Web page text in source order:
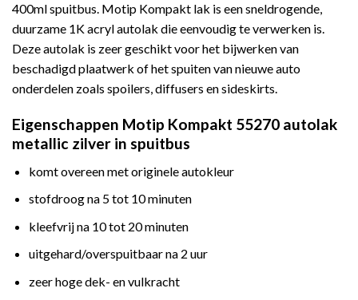
400ml spuitbus. Motip Kompakt lak is een sneldrogende,
duurzame 1K acryl autolak die eenvoudig te verwerken is.
Deze autolak is zeer geschikt voor het bijwerken van
beschadigd plaatwerk of het spuiten van nieuwe auto
onderdelen zoals spoilers, diffusers en sideskirts.
Eigenschappen Motip Kompakt 55270 autolak
metallic zilver in spuitbus
komt overeen met originele autokleur
stofdroog na 5 tot 10 minuten
kleefvrij na 10 tot 20 minuten
uitgehard/overspuitbaar na 2 uur
zeer hoge dek- en vulkracht